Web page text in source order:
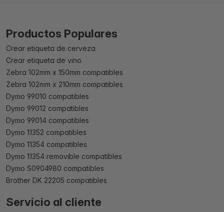
Productos Populares
Crear etiqueta de cerveza
Crear etiqueta de vino
Zebra 102mm x 150mm compatibles
Zebra 102mm x 210mm compatibles
Dymo 99010 compatibles
Dymo 99012 compatibles
Dymo 99014 compatibles
Dymo 11352 compatibles
Dymo 11354 compatibles
Dymo 11354 removible compatibles
Dymo S0904980 compatibles
Brother DK 22205 compatibles
Servicio al cliente